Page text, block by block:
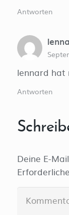
Antworten
lennard hat
Antworten
Deine E-